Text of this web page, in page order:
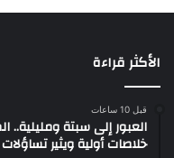
الأكثر قراءة
قبل 10 ساعات
العبور إلى سبتة
خلاصات أولية ويثير